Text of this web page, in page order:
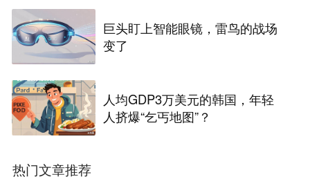
巨头盯上智能眼镜，雷鸟的战场
变了
人均GDP3万美元的韩国，年轻
人挤爆“乞丐地图”？
热门文章推荐